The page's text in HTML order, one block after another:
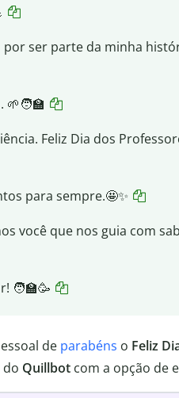
por ser parte da minha
Feliz Dia dos
para sempre.🤩✨
você que nos guia com
🧑‍🏫🥳
de parabéns o Feliz
do Quillbot com a opção de